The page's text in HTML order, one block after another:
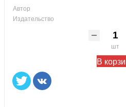
Автор
Издательство
шт
В